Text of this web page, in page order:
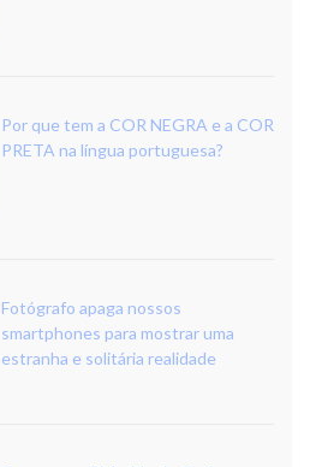
Por que tem a COR NEGRA e a COR
PRETA na língua portuguesa?
Fotógrafo apaga nossos
smartphones para mostrar uma
estranha e solitária realidade